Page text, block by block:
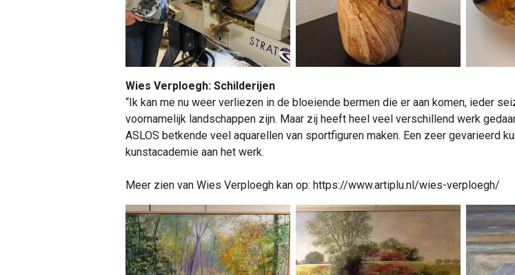
Wies Verploegh: Schilderijen
“Ik kan me nu weer verliezen in de bloeiende bermen die er aan komen, ieder
voornamelijk landschappen zijn. Maar zij heeft heel veel verschillend werk
ASLOS betkende veel aquarellen van sportfiguren maken. Een zeer gevarieerd
kunstacademie aan het werk.
Meer zien van Wies Verploegh kan op: https://www.artiplu.nl/wies-verploegh/